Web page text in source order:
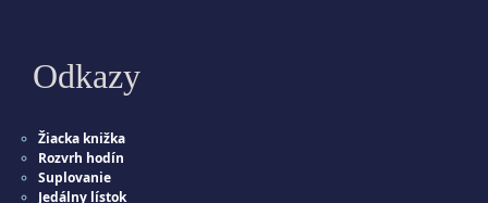
Odkazy
Žiacka knižka
Rozvrh hodín
Suplovanie
Jedálny lístok